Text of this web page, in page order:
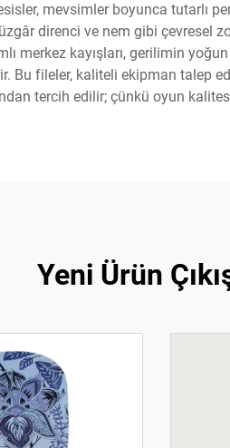
mevsimler boyunca tutarlı
direnci ve nem gibi
merkez kayışları, gerilimin
Bu fileler, kaliteli ekipman talep
tercih edilir; çünkü oyun
Yeni Ürün